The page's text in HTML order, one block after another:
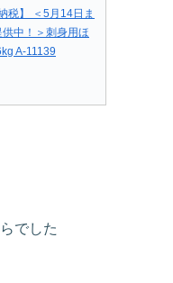
税】 ＜5月14日ま
中！＞刺身用ほ
A-11139
でした